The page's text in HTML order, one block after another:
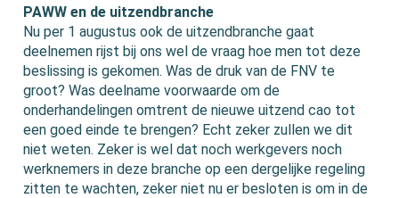
PAWW en de uitzendbranche
Nu per 1 augustus ook de uitzendbranche gaat
deelnemen rijst bij ons wel de vraag hoe men tot deze
beslissing is gekomen. Was de druk van de FNV te
groot? Was deelname voorwaarde om de
onderhandelingen omtrent de nieuwe uitzend cao tot
een goed einde te brengen? Echt zeker zullen we dit
niet weten. Zeker is wel dat noch werkgevers noch
werknemers in deze branche op een dergelijke regeling
zitten te wachten, zeker niet nu er besloten is om in de